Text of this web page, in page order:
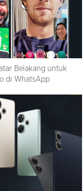
Belakang untuk
di WhatsApp